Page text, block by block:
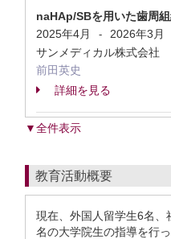
naHAp/SBを用いた歯周
2025年4月
-
2026年3月
サンメディカル株式会社
前田英史
詳細を見る
▼全件表示
教育活動概要
現在、外国人留学生6名、
名の大学院生の指導を行